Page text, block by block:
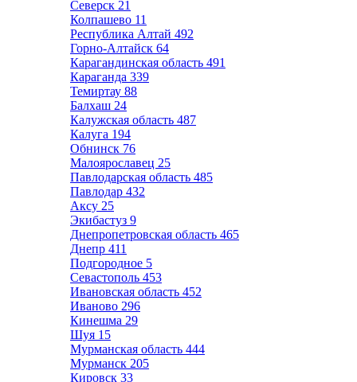
Северск 21
Колпашево 11
Республика Алтай 492
Горно-Алтайск 64
Карагандинская область 491
Караганда 339
Темиртау 88
Балхаш 24
Калужская область 487
Калуга 194
Обнинск 76
Малоярославец 25
Павлодарская область 485
Павлодар 432
Аксу 25
Экибастуз 9
Днепропетровская область 465
Днепр 411
Подгородное 5
Севастополь 453
Ивановская область 452
Иваново 296
Кинешма 29
Шуя 15
Мурманская область 444
Мурманск 205
Кировск 33